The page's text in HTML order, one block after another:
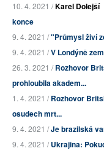
10. 4. 2021 /Karel Dolejší
konce
9. 4. 2021 /"Průmysl živí
9. 4. 2021 /V Londýně
26. 3. 2021 /Rozhovor
prohloubila akadem...
1. 4. 2021 /Rozhovor
osudech mrt...
9. 4. 2021 /Je brazilská
9. 4. 2021 /Ukrajina: